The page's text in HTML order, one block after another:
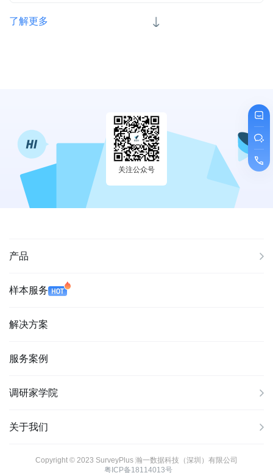
了解更多
关注公众号
产品
样本服务
解决方案
服务案例
调研家学院
关于我们
Copyright © 2023 SurveyPlus 瀚一数据科技（深圳）有限公司
粤ICP备18114013号